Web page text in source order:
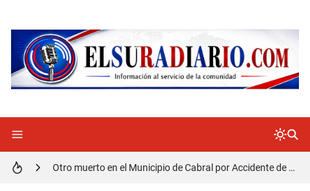
Jóvenes de Cabral aclaran mal entendido en tienda de celulares en Barahona
Otro muerto en el Municipio de Cabral por Accidente de Tránsito
Asaltantes hieren de bala joven Cabraleño en la carretera Cabral – Barahona